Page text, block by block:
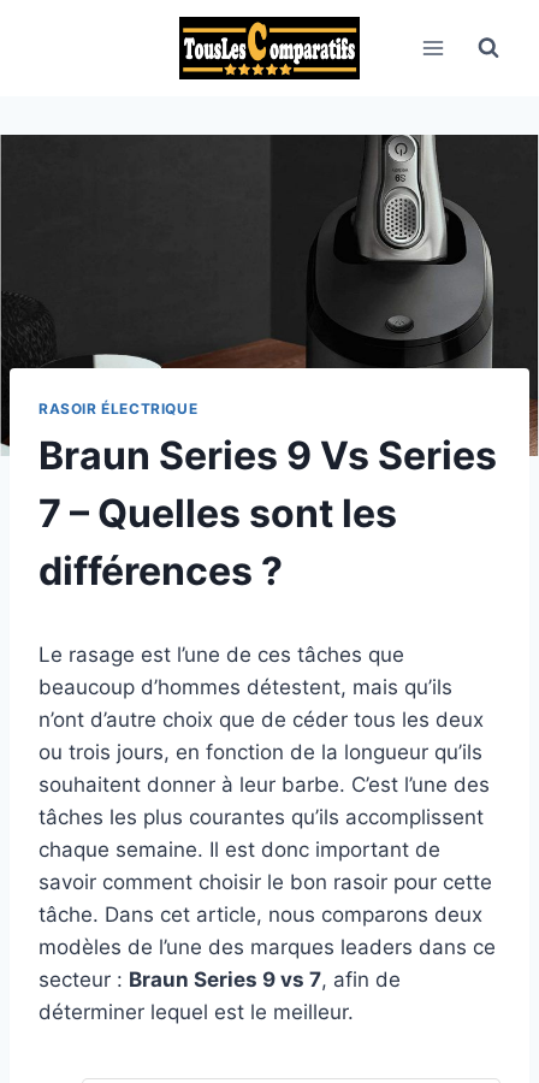
RASOIR ÉLECTRIQUE
Braun Series 9 Vs Series
7 – Quelles sont les
différences ?
Le rasage est l’une de ces tâches que
beaucoup d’hommes détestent, mais qu’ils
n’ont d’autre choix que de céder tous les deux
ou trois jours, en fonction de la longueur qu’ils
souhaitent donner à leur barbe. C’est l’une des
tâches les plus courantes qu’ils accomplissent
chaque semaine. Il est donc important de
savoir comment choisir le bon rasoir pour cette
tâche. Dans cet article, nous comparons deux
modèles de l’une des marques leaders dans ce
secteur : Braun Series 9 vs 7, afin de
déterminer lequel est le meilleur.